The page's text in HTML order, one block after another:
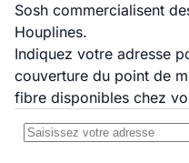
Sosh commercialisent
Houplines.
Indiquez votre adresse
couverture du point de
fibre disponibles chez